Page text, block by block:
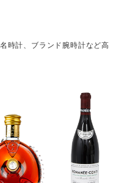
時計、ブランド腕時計など高